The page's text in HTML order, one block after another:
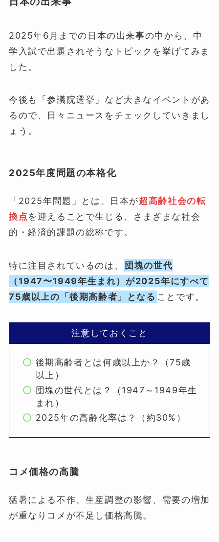
2025年6月までの日本の出来事の中から、中
学入試で出題されそうなトピックを挙げてみま
した。
今後も「参議院選挙」など大きなイベントがあ
るので、日々ニュースをチェックしていきまし
ょう。
2025年度問題の本格化
「2025年問題」とは、日本が超高齢社会の転
換点を迎えることで生じる、さまざまな社会
的・経済的課題の総称です。
特に注目されているのは、
団塊の世代
（1947〜1949年生まれ）が2025年にすべて
75歳以上の「後期高齢者」となる ことです。
注意しておくこと
後期高齢者とは何歳以上か？（75歳
以上）
団塊の世代とは？（1947～1949年生
まれ）
2025年の高齢化率は？（約30%）
コメ価格の高騰
猛暑による不作、生産調整の影響、需要の増加
が重なりコメが不足し価格高騰。